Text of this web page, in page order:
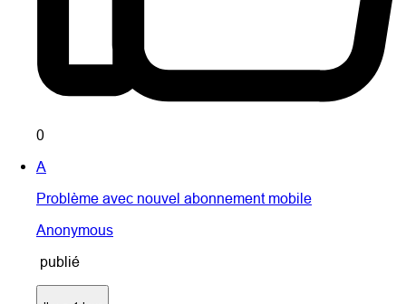
0
A
Problème avec nouvel abonnement mobile
Anonymous
publié